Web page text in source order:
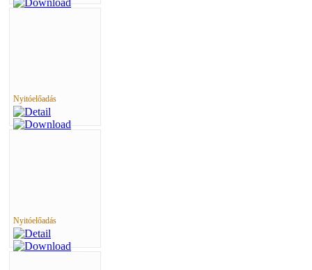
Nyitóelőadás
Nyitóelőadás